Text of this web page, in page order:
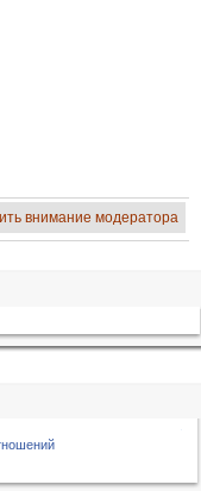
внимание модератора